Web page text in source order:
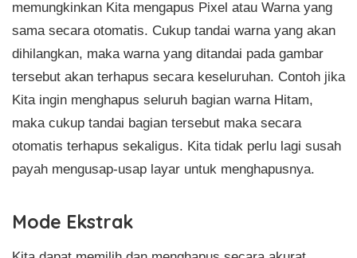
memungkinkan Kita mengapus Pixel atau Warna yang
sama secara otomatis. Cukup tandai warna yang akan
dihilangkan, maka warna yang ditandai pada gambar
tersebut akan terhapus secara keseluruhan. Contoh jika
Kita ingin menghapus seluruh bagian warna Hitam,
maka cukup tandai bagian tersebut maka secara
otomatis terhapus sekaligus. Kita tidak perlu lagi susah
payah mengusap-usap layar untuk menghapusnya.
Mode Ekstrak